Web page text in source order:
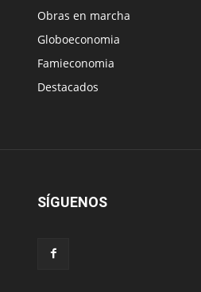
Obras en marcha
Globoeconomia
Famieconomia
Destacados
SÍGUENOS